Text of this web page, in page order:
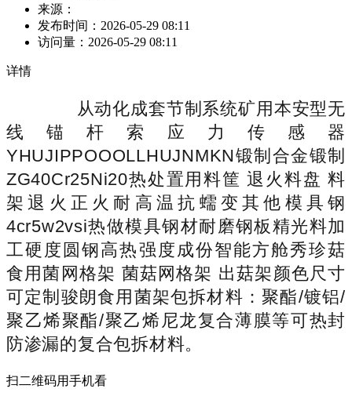
来源：
发布时间： 2026-05-29 08:11
访问量： 2026-05-29 08:11
详情
从动化成套节制系统矿用本安型无
线锚杆索应力传感器
YHUJIPPOOOLLHUJNMKN锻制合金锻制
ZG40Cr25Ni20热处置用料筐 退火料盘 料
架退火正火耐高温抗蠕变其他模具钢
4cr5w2vsi热做模具钢材耐磨钢板精光料加
工硬度圆钢高热强度成份智能方舱秀珍菇
食用菌网格架 菌菇网格架 出菇架颜色尺寸
可定制骏朗食用菌架包拆材料：聚酯/镀铝/
聚乙烯聚酯/聚乙烯尼龙复合薄膜等可热封
防渗漏的复合包拆材料。
扫二维码用手机看